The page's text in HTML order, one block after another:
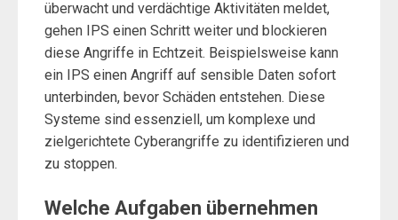
überwacht und verdächtige Aktivitäten meldet,
gehen IPS einen Schritt weiter und blockieren
diese Angriffe in Echtzeit. Beispielsweise kann
ein IPS einen Angriff auf sensible Daten sofort
unterbinden, bevor Schäden entstehen. Diese
Systeme sind essenziell, um komplexe und
zielgerichtete Cyberangriffe zu identifizieren und
zu stoppen.
Welche Aufgaben übernehmen